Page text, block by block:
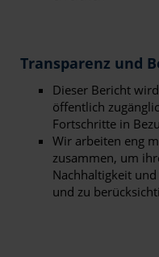
Transparenz und
Dieser Bericht
öffentlich
Fortschritte in
Wir arbeiten eng
zusammen, um
Nachhaltigkeit
und zu